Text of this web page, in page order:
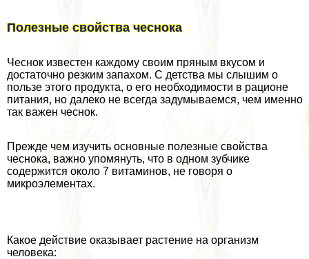
Полезные свойства чеснока
Чеснок известен каждому своим пряным вкусом и
достаточно резким запахом. С детства мы слышим о
пользе этого продукта, о его необходимости в рационе
питания, но далеко не всегда задумываемся, чем именно
так важен чеснок.
Прежде чем изучить основные полезные свойства
чеснока, важно упомянуть, что в одном зубчике
содержится около 7 витаминов, не говоря о
микроэлементах.
Какое действие оказывает растение на организм
человека: